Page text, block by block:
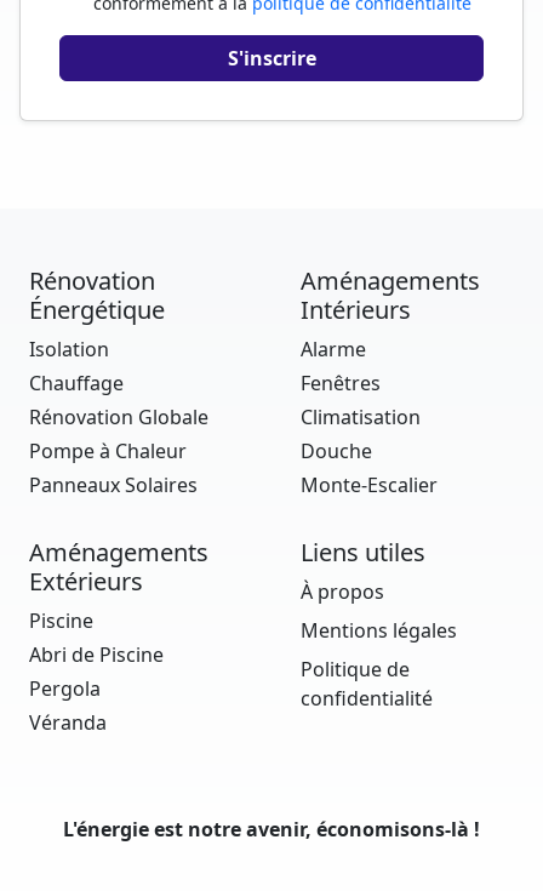
Rénovation
Énergétique
Isolation
Chauffage
Rénovation Globale
Pompe à Chaleur
Panneaux Solaires
Aménagements
Intérieurs
Alarme
Fenêtres
Climatisation
Douche
Monte-Escalier
Aménagements
Extérieurs
Piscine
Abri de Piscine
Pergola
Véranda
Liens utiles
À propos
Mentions légales
Politique de
confidentialité
L'énergie est notre avenir, économisons-là !